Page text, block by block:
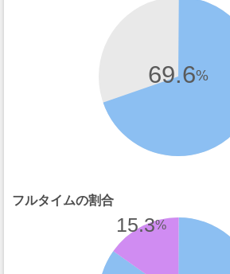
69.6%
フルタイムの割合
15.3%